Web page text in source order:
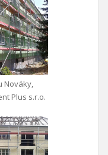
Nováky,
Plus s.r.o.